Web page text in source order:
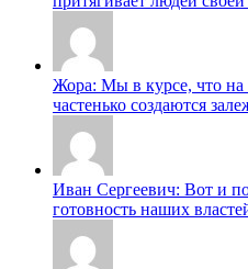
Жора: Мы в курсе, что на
частенько создаются
Иван Сергеевич: Вот и
готовность наших